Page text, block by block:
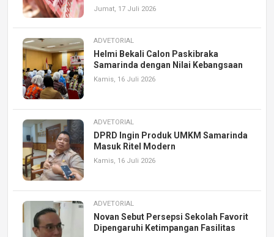
Jumat, 17 Juli 2026
ADVETORIAL
Helmi Bekali Calon Paskibraka
Samarinda dengan Nilai Kebangsaan
Kamis, 16 Juli 2026
ADVETORIAL
DPRD Ingin Produk UMKM Samarinda
Masuk Ritel Modern
Kamis, 16 Juli 2026
ADVETORIAL
Novan Sebut Persepsi Sekolah Favorit
Dipengaruhi Ketimpangan Fasilitas